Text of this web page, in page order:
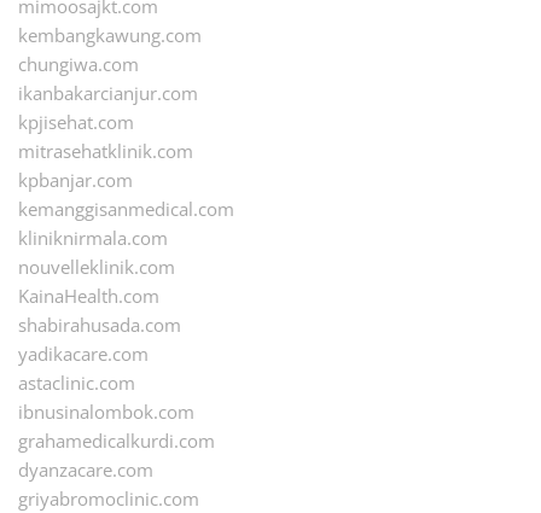
mimoosajkt.com
kembangkawung.com
chungiwa.com
ikanbakarcianjur.com
kpjisehat.com
mitrasehatklinik.com
kpbanjar.com
kemanggisanmedical.com
kliniknirmala.com
nouvelleklinik.com
KainaHealth.com
shabirahusada.com
yadikacare.com
astaclinic.com
ibnusinalombok.com
grahamedicalkurdi.com
dyanzacare.com
griyabromoclinic.com